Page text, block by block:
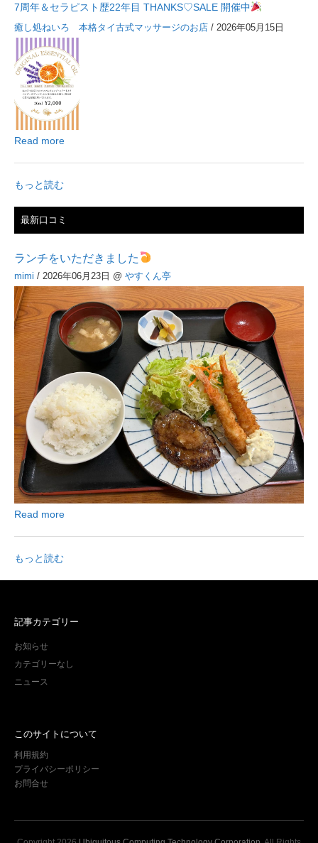
7周年＆セラピスト歴22年目 THANKS♡SALE 開催中
癒し処ねいろ 本格タイ古式マッサージのお店 / 2026年05月15日
Read more
もっと読む
最新口コミ
ランチをいただきました
mimi / 2026年06月23日 @ やすくん亭
Read more
もっと読む
記事カテゴリー
お知らせ
カテゴリーなし
ニュース
このサイトについて
利用規約
プライバシーポリシー
お問合せ